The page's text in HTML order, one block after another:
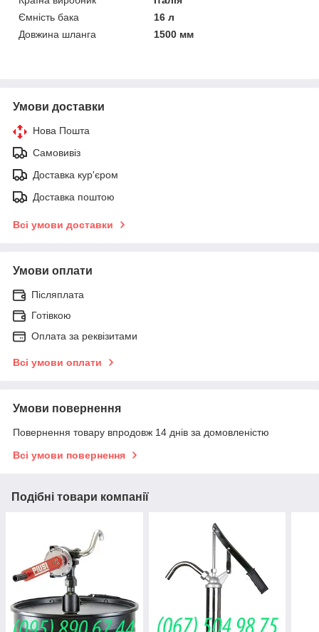
Ємність бака
16 л
Довжина шланга
1500 мм
Умови доставки
Нова Пошта
Самовивіз
Доставка кур'єром
Доставка поштою
Всі умови доставки
Умови оплати
Післяплата
Готівкою
Оплата за реквізитами
Всі умови оплати
Умови повернення
Повернення товару впродовж 14 днів за домовленістю
Всі умови повернення
Подібні товари компанії